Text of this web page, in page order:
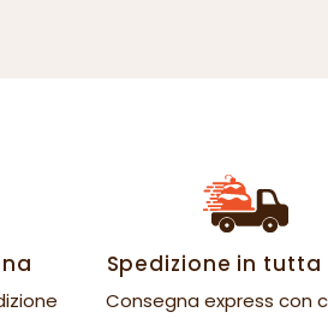
Spedizione in tutta
Consegna express con